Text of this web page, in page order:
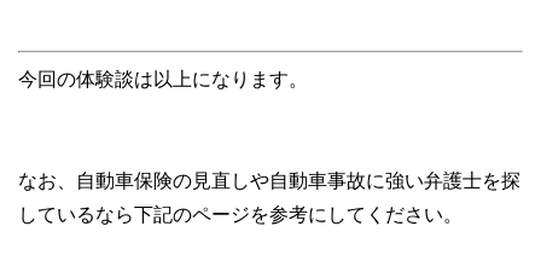
今回の体験談は以上になります。
なお、自動車保険の見直しや自動車事故に強い弁護士を探
しているなら下記のページを参考にしてください。